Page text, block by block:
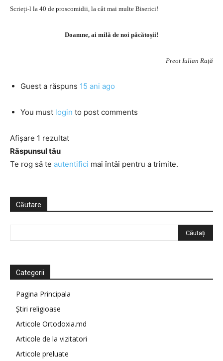
Scrieți-l la 40 de proscomidii, la cât mai multe Biserici!
Doamne, ai milă de noi păcătoșii!
Preot Iulian Rață
Guest a răspuns 15 ani ago
You must login to post comments
Afișare 1 rezultat
Răspunsul tău
Te rog să te autentifici mai întâi pentru a trimite.
Căutare
Categorii
Pagina Principala
Știri religioase
Articole Ortodoxia.md
Articole de la vizitatori
Articole preluate